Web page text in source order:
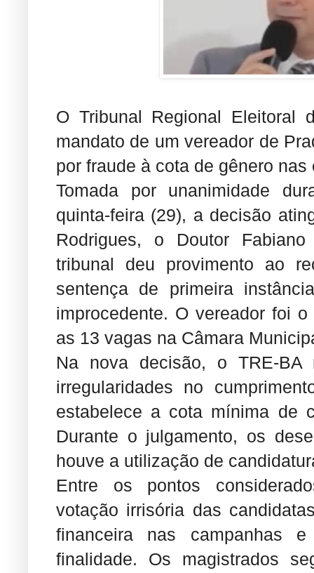
O Tribunal Regional Eleitoral
mandato de um vereador de
por fraude à cota de gênero
Tomada por unanimidade
quinta-feira (29), a decisão
Rodrigues, o Doutor
tribunal deu provimento ao
sentença de primeira
improcedente. O vereador foi
as 13 vagas na Câmara
Na nova decisão, o TRE-BA
irregularidades no
estabelece a cota mínima de
Durante o julgamento, os
houve a utilização de
Entre os pontos
votação irrisória das
financeira nas campanhas
finalidade. Os magistrados